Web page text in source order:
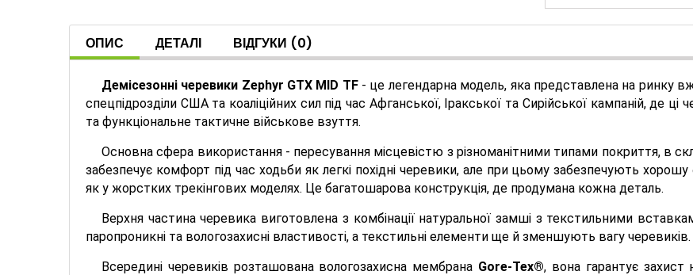
ОПИС ДЕТАЛІ ВІДГУКИ (0)
Демісезонні черевики Zephyr GTX MID TF- це легендарна модель, яка представлена ​​на ринку
спецпідрозділи США та коаліційних сил під час Афганської, Іракської та Сирійської кампаній, де
та функціональне тактичне військове взуття.
Основна сфера використання - пересування місцевістю з різноманітними типами покриття, в
забезпечує комфорт під час ходьби як легкі похідні черевики, але при цьому забезпечують
як у жорстких трекінгових моделях. Це багатошарова конструкція, де продумана кожна деталь.
Верхня частина черевика виготовлена ​​з комбінації натуральної замші з текстильними
паропроникні та вологозахисні властивості, а текстильні елементи ще й зменшують вагу черевиків.
Всередині черевиків розташована вологозахисна мембрана Gore-Tex®, вона гарантує захист